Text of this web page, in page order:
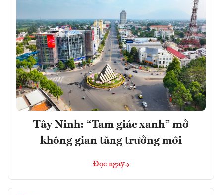
Tây Ninh: “Tam giác xanh” mở
không gian tăng trưởng mới
Đọc ngay